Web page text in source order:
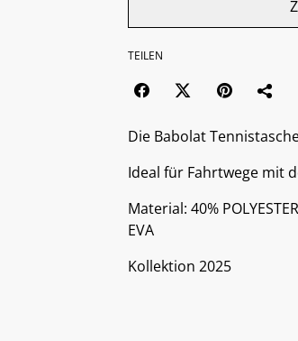
TEILEN
Die Babolat
Ideal für Fahrtwege mit
Material: 40%
EVA
Kollektion 2025